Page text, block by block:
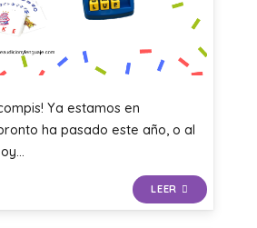
Ya estamos en
ha pasado este año, o al
LEER